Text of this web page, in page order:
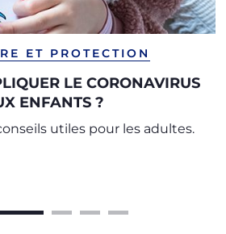
ET PROTECTION
LE CORONAVIRUS
ENFANTS ?
utiles pour les adultes.